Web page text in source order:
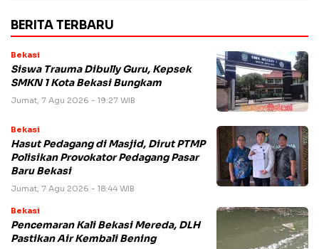
BERITA TERBARU
Bekasi
Siswa Trauma Dibully Guru, Kepsek
SMKN 1 Kota Bekasi Bungkam
Jumat, 7 Agu 2026 - 19:27 WIB
Bekasi
Hasut Pedagang di Masjid, Dirut PTMP
Polisikan Provokator Pedagang Pasar
Baru Bekasi
Jumat, 7 Agu 2026 - 18:44 WIB
Bekasi
Pencemaran Kali Bekasi Mereda, DLH
Pastikan Air Kembali Bening